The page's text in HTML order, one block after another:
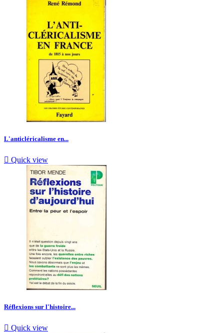
L'anticléricalisme en...
 Quick view
Réflexions sur l'histoire...
 Quick view